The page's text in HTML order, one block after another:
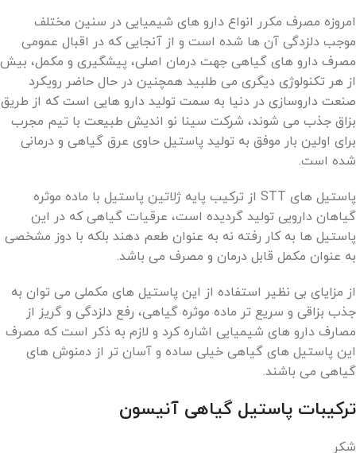
امروزه مصرف مکرر انواع دارو های شیمیایی در سنین مختلف
موجب دلزدگی آن ها شده است و از آنجایی که در اقبال عمومی
مصرف دارو های گیاهی جهت درمان اصلی، پیشگیری و مکمل، بیش
از هر تکنولوژی دیگری می طلبید همچنین در حال حاضر رویکرد
صنعت داروسازی در دنیا به سمت تولید دارو هایی است که از طریق
بزاق جذب می شوند، شرکت سینا نو اندیش طبیعت با تیم مجرب
برای اولین بار موفق به تولید پاستیل حاوی عرق گیاهی و درمانی
شده است.
پاستیل های STT از ترکیب پایه ژلاتین پاستیل با ماده موثره
گیاهان دارویی تولید گردیده است، عرقیات گیاهی که در این
پاستیل ها به کار رفته نه به عنوان طعم دهند بلکه با دوز مشخصی
به عنوان مکمل قابل درمان و مصرف می باشد.
از مزایای بی نظیر استفاده از این پاستیل های مکملی می توان به
جذب بزاقی و سریع تر ماده موثره گیاهی، رفع دلزدگی و گریز از
مصارف دارو های شیمیایی اشاره کرد و لازم به ذکر است که مصرف
این پاستیل های گیاهی خیلی ساده و آسان تر از دمنوش های
گیاهی می باشند.
ترکیبات پاستیل گیاهی آنیسون
شكر